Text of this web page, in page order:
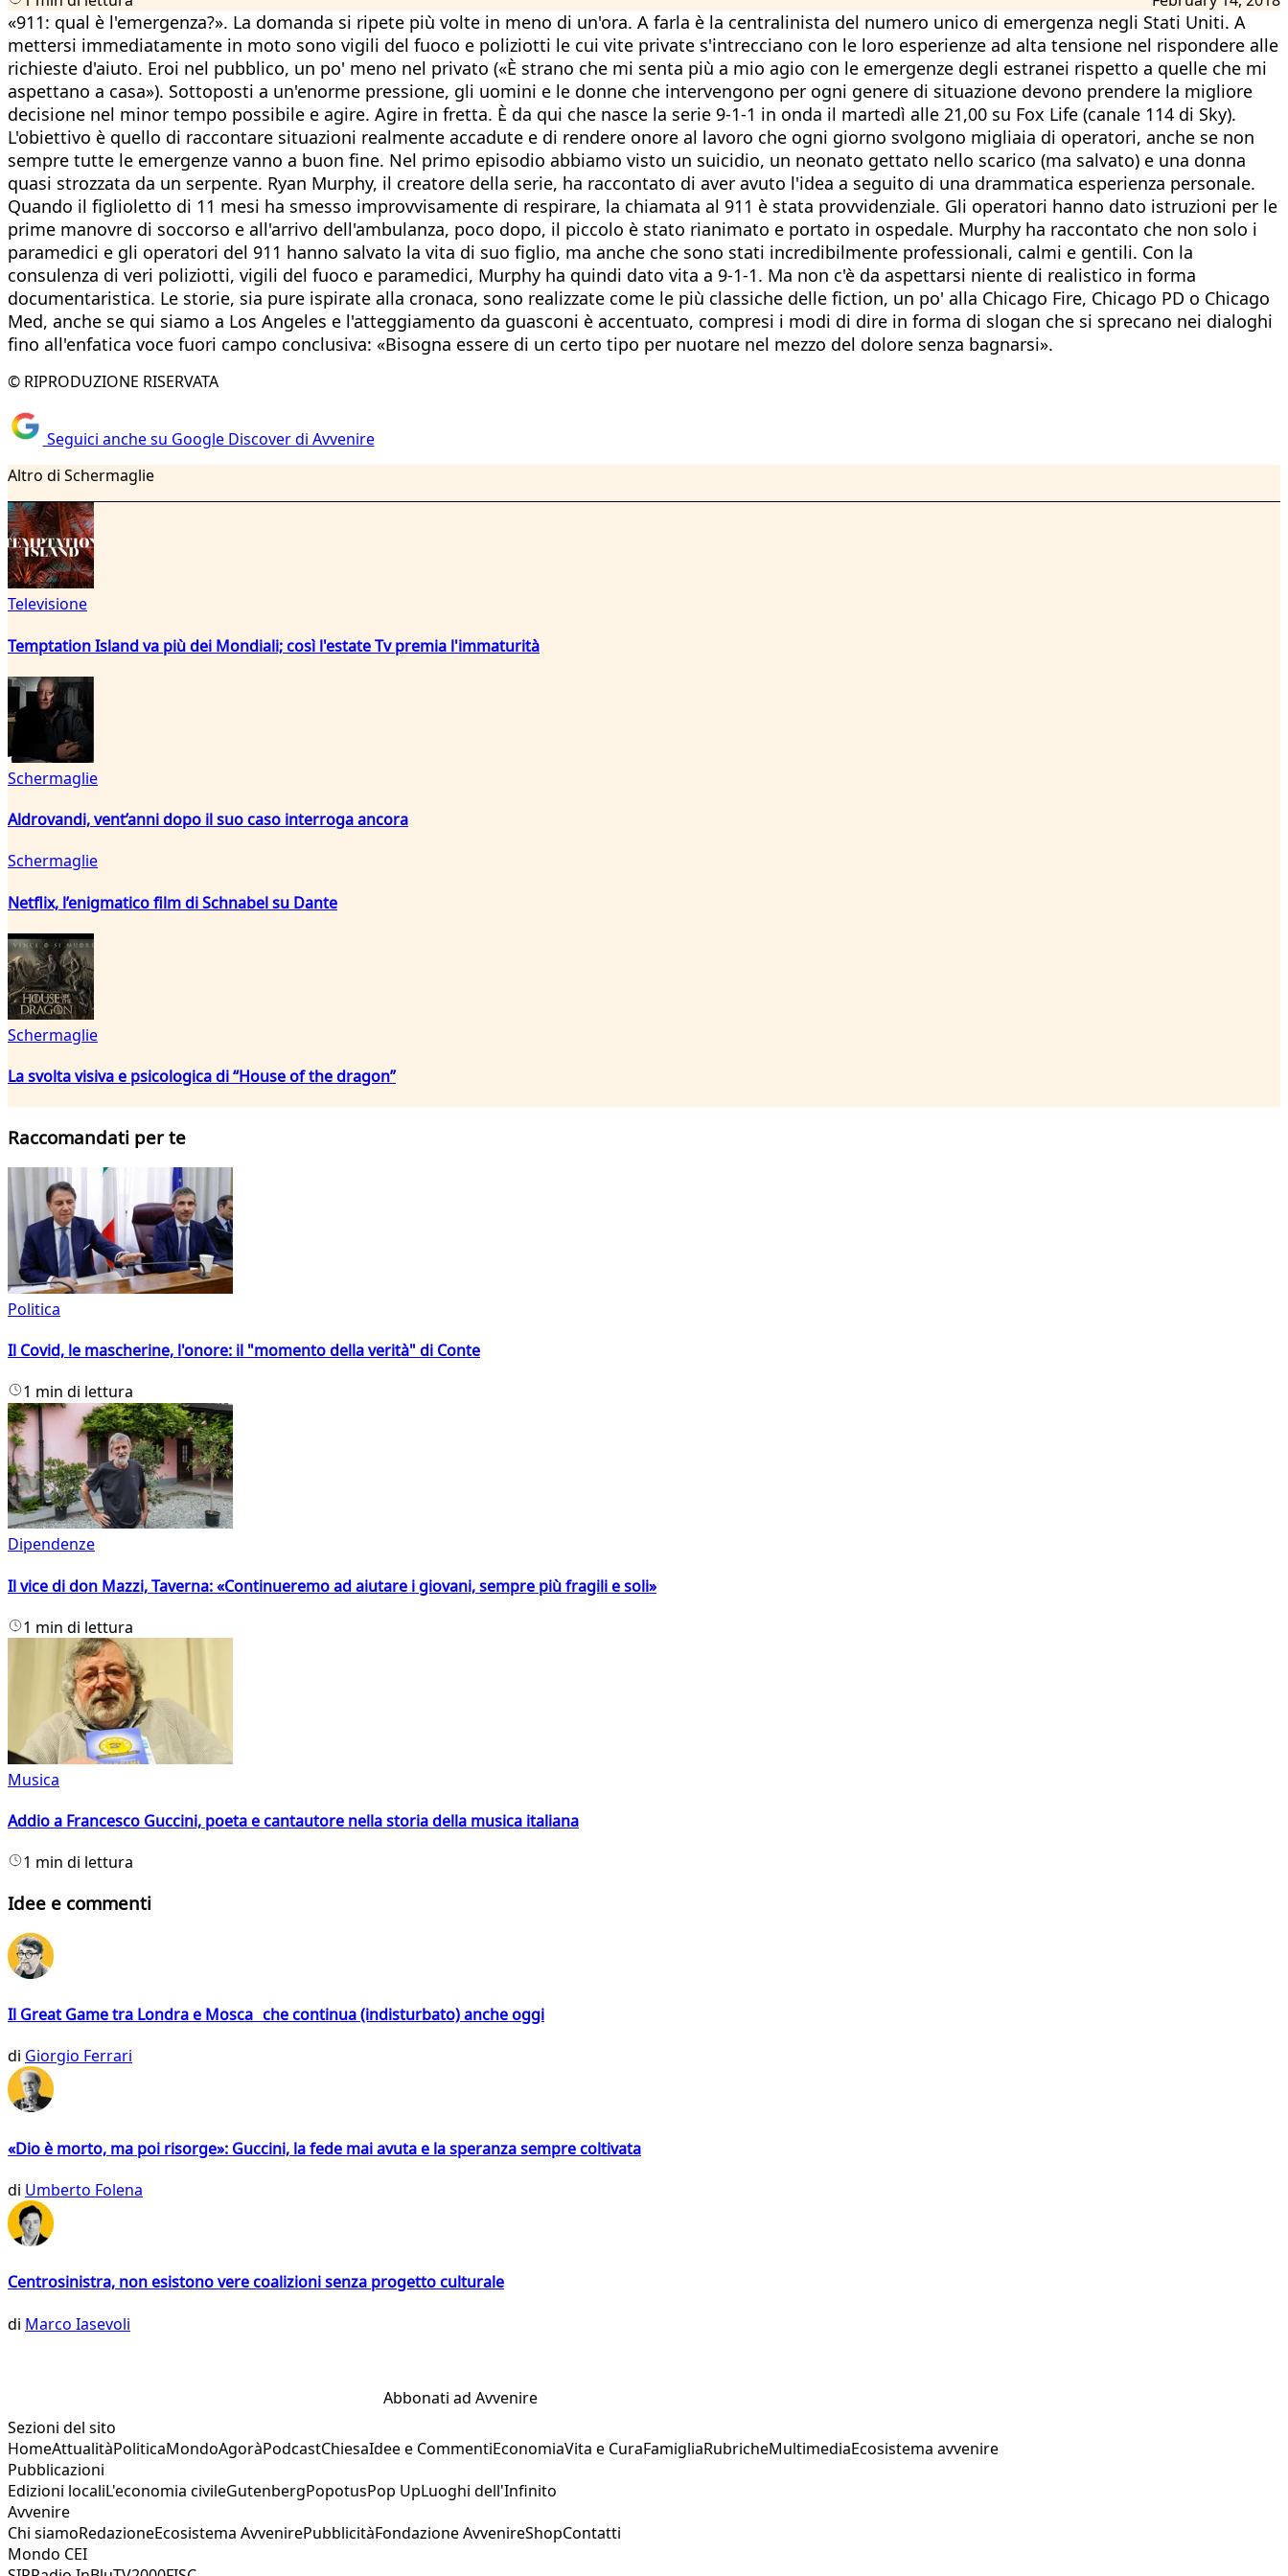
«911: qual è l'emergenza?». La domanda si ripete più volte in meno di un'ora. A farla è la centralinista del numero unico di emergenza negli Stati Uniti. A
mettersi immediatamente in moto sono vigili del fuoco e poliziotti le cui vite private s'intrecciano con le loro esperienze ad alta tensione nel rispondere alle
richieste d'aiuto. Eroi nel pubblico, un po' meno nel privato («È strano che mi senta più a mio agio con le emergenze degli estranei rispetto a quelle che mi
aspettano a casa»). Sottoposti a un'enorme pressione, gli uomini e le donne che intervengono per ogni genere di situazione devono prendere la migliore
decisione nel minor tempo possibile e agire. Agire in fretta. È da qui che nasce la serie 9-1-1 in onda il martedì alle 21,00 su Fox Life (canale 114 di Sky).
L'obiettivo è quello di raccontare situazioni realmente accadute e di rendere onore al lavoro che ogni giorno svolgono migliaia di operatori, anche se non
sempre tutte le emergenze vanno a buon fine. Nel primo episodio abbiamo visto un suicidio, un neonato gettato nello scarico (ma salvato) e una donna
quasi strozzata da un serpente. Ryan Murphy, il creatore della serie, ha raccontato di aver avuto l'idea a seguito di una drammatica esperienza personale.
Quando il figlioletto di 11 mesi ha smesso improvvisamente di respirare, la chiamata al 911 è stata provvidenziale. Gli operatori hanno dato istruzioni per le
prime manovre di soccorso e all'arrivo dell'ambulanza, poco dopo, il piccolo è stato rianimato e portato in ospedale. Murphy ha raccontato che non solo i
paramedici e gli operatori del 911 hanno salvato la vita di suo figlio, ma anche che sono stati incredibilmente professionali, calmi e gentili. Con la
consulenza di veri poliziotti, vigili del fuoco e paramedici, Murphy ha quindi dato vita a 9-1-1. Ma non c'è da aspettarsi niente di realistico in forma
documentaristica. Le storie, sia pure ispirate alla cronaca, sono realizzate come le più classiche delle fiction, un po' alla Chicago Fire, Chicago PD o Chicago
Med, anche se qui siamo a Los Angeles e l'atteggiamento da guasconi è accentuato, compresi i modi di dire in forma di slogan che si sprecano nei dialoghi
fino all'enfatica voce fuori campo conclusiva: «Bisogna essere di un certo tipo per nuotare nel mezzo del dolore senza bagnarsi».
© RIPRODUZIONE RISERVATA
Seguici anche su Google Discover di Avvenire
Altro di Schermaglie
Televisione
Temptation Island va più dei Mondiali; così l'estate Tv premia l'immaturità
Schermaglie
Aldrovandi, vent’anni dopo il suo caso interroga ancora
Schermaglie
Netflix, l’enigmatico film di Schnabel su Dante
Schermaglie
La svolta visiva e psicologica di “House of the dragon”
Raccomandati per te
Politica
Il Covid, le mascherine, l'onore: il "momento della verità" di Conte
1 min di lettura
Dipendenze
Il vice di don Mazzi, Taverna: «Continueremo ad aiutare i giovani, sempre più fragili e soli»
1 min di lettura
Musica
Addio a Francesco Guccini, poeta e cantautore nella storia della musica italiana
1 min di lettura
Idee e commenti
Il Great Game tra Londra e Mosca che continua (indisturbato) anche oggi
di Giorgio Ferrari
«Dio è morto, ma poi risorge»: Guccini, la fede mai avuta e la speranza sempre coltivata
di Umberto Folena
Centrosinistra, non esistono vere coalizioni senza progetto culturale
di Marco Iasevoli
Abbonati ad Avvenire
Sezioni del sito
HomeAttualitàPoliticaMondoAgoràPodcastChiesaIdee e CommentiEconomiaVita e CuraFamigliaRubricheMultimediaEcosistema avvenire
Pubblicazioni
Edizioni localiL'economia civileGutenbergPopotusPop UpLuoghi dell'Infinito
Avvenire
Chi siamoRedazioneEcosistema AvvenirePubblicitàFondazione AvvenireShopContatti
Mondo CEI